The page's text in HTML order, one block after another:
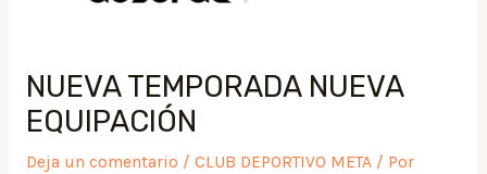
NUEVA TEMPORADA NUEVA
EQUIPACIÓN
Deja un comentario / CLUB DEPORTIVO META/ Por